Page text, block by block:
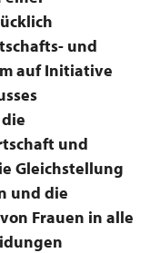
und
auf Initiative
und
Gleichstellung
und die
Frauen in alle